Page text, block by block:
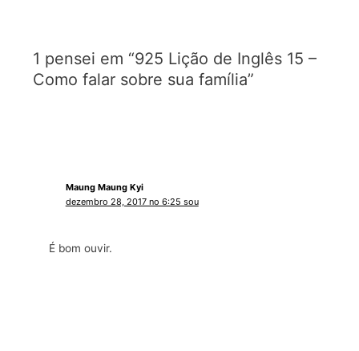
1 pensei em “925 Lição de Inglês 15 –
Como falar sobre sua família”
Maung Maung Kyi
dezembro 28, 2017 no 6:25 sou
É bom ouvir.